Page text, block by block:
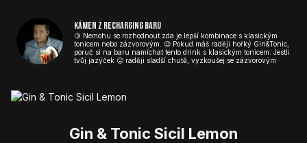
🍋 Nemohu se rozhodnout zda je lepší kombinace s klasickým
tonicem nebo zázvorovým. 😉 Pokud máš raději hořký Gin&Tonic,
poruč si na baru namíchat tento drink s klasickým tonicem. Jestli
tvůj jazýček 😜 raději sladší chutě, vyzkoušej se zázvorovým
Kámen z Recharging baru
Gin & Tonic Sicil Lemon